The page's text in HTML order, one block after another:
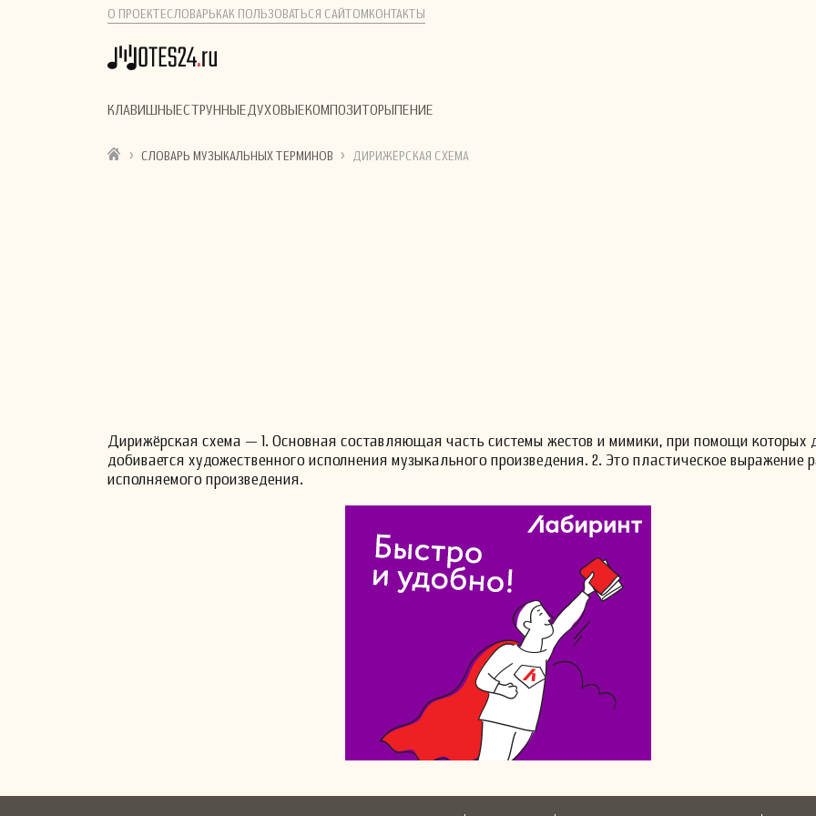
О ПРОЕКТЕСЛОВАРЬ КАК ПОЛЬЗОВАТЬСЯ САЙТОМ КОНТАКТЫ
КЛАВИШНЫЕСТРУННЫЕДУХОВЫЕКОМПОЗИТОРЫ ПЕНИЕ
› СЛОВАРЬ МУЗЫКАЛЬНЫХ ТЕРМИНОВ › ДИРИЖЁРСКАЯ СХЕМА
Дирижёрская схема — 1. Основная составляющая часть системы жестов и мимики, при помощи которых
добивается художественного исполнения музыкального произведения. 2. Это пластическое выражение
исполняемого произведения.